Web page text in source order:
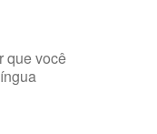
que você